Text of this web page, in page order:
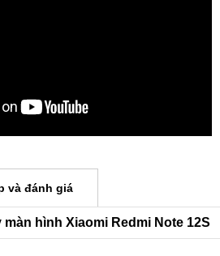
và đánh giá
hình Xiaomi Redmi Note 12S